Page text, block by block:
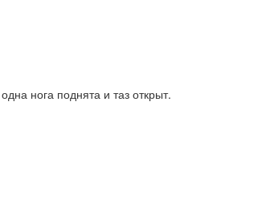
одна нога поднята и таз открыт.